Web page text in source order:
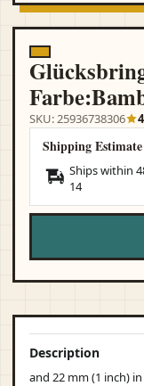
SKU: 25936738306
Shipping Estimate
Ships within
14
Description
and 22 mm (1 inch)